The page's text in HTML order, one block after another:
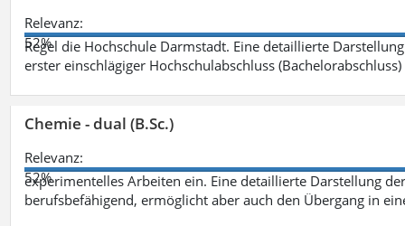
Relevanz:
52%
Regel die Hochschule Darmstadt. Eine detaillierte
erster einschlägiger Hochschulabschluss
Chemie - dual (B.Sc.)
Relevanz:
52%
experimentelles Arbeiten ein. Eine detaillierte Darstellung
berufsbefähigend, ermöglicht aber auch den Übergang in